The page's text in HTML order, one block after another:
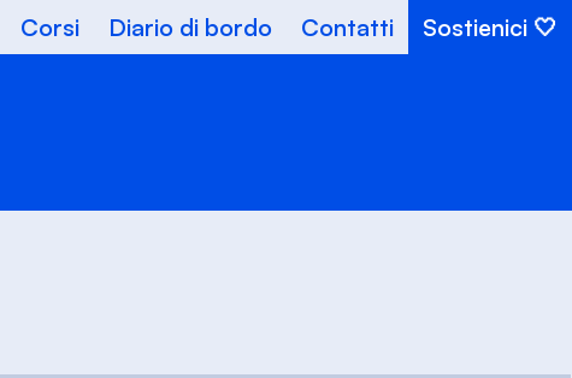
Corsi Diario di bordo Contatti Sostienici